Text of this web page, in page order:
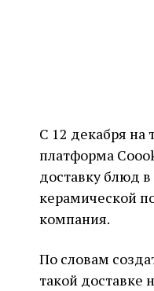
С 12 декабря на
платформа
доставку блюд
керамической
компания.
По словам
такой доставке